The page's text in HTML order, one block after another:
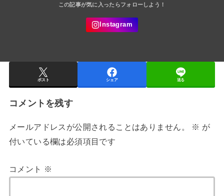
ポスト シェア 送る
コメントを残す
メールアドレスが公開されることはありません。 ※ が
付いている欄は必須項目です
コメント ※